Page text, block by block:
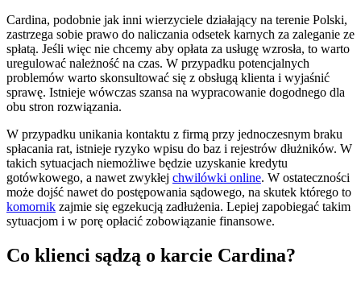
Cardina, podobnie jak inni wierzyciele działający na terenie Polski,
zastrzega sobie prawo do naliczania odsetek karnych za zaleganie ze
spłatą. Jeśli więc nie chcemy aby opłata za usługę wzrosła, to warto
uregulować należność na czas. W przypadku potencjalnych
problemów warto skonsultować się z obsługą klienta i wyjaśnić
sprawę. Istnieje wówczas szansa na wypracowanie dogodnego dla
obu stron rozwiązania.
W przypadku unikania kontaktu z firmą przy jednoczesnym braku
spłacania rat, istnieje ryzyko wpisu do baz i rejestrów dłużników. W
takich sytuacjach niemożliwe będzie uzyskanie kredytu
gotówkowego, a nawet zwykłej chwilówki online. W ostateczności
może dojść nawet do postępowania sądowego, na skutek którego to
komornik zajmie się egzekucją zadłużenia. Lepiej zapobiegać takim
sytuacjom i w porę opłacić zobowiązanie finansowe.
Co klienci sądzą o karcie Cardina?